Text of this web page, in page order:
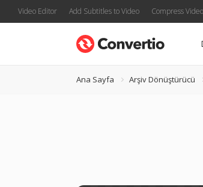
Video Editor Add Subtitles to Video Compress Video
Ana Sayfa Arşiv Dönüştürücü